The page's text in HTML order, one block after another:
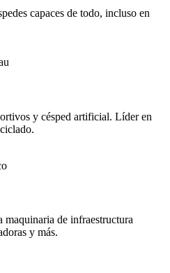
capaces de todo, incluso en
y césped artificial. Líder en
maquinaria de infraestructura
y más.